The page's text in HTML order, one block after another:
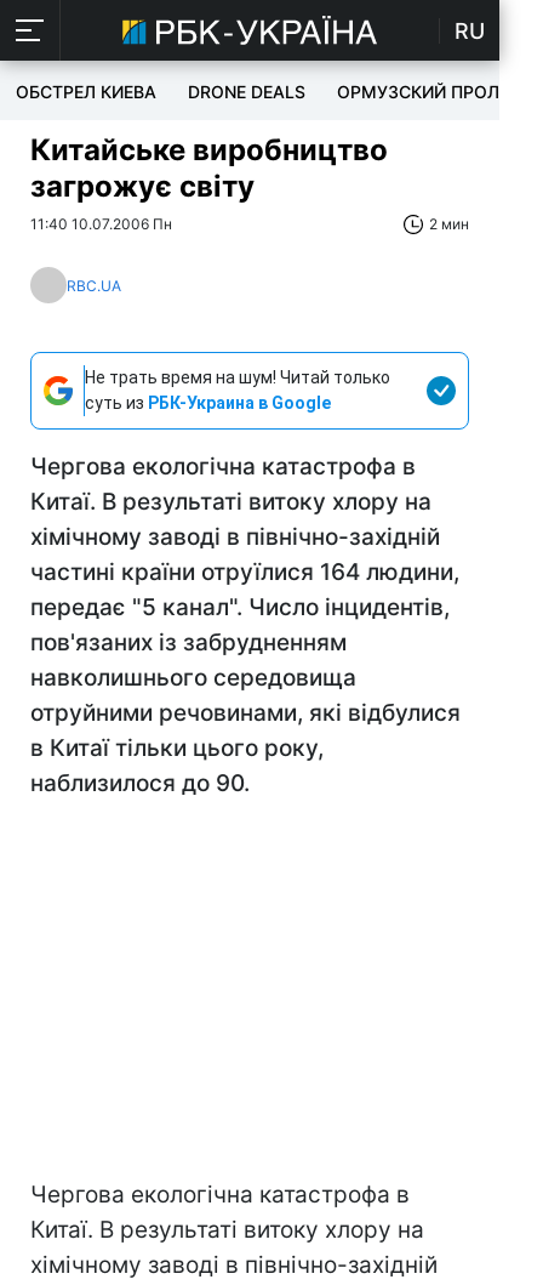
RU
ОБСТРЕЛ КИЕВА DRONE DEALS ОРМУЗСКИЙ ПРОЛИВ
Китайське виробництво
загрожує світу
11:40 10.07.2006 Пн 2 мин
RBC.UA
Не трать время на шум! Читай только
суть из РБК-Украина в Google
Чергова екологічна катастрофа в
Китаї. В результаті витоку хлору на
хімічному заводі в північно-західній
частині країни отруїлися 164 людини,
передає "5 канал". Число інцидентів,
пов'язаних із забрудненням
навколишнього середовища
отруйними речовинами, які відбулися
в Китаї тільки цього року,
наблизилося до 90.
Чергова екологічна катастрофа в
Китаї. В результаті витоку хлору на
хімічному заводі в північно-західній